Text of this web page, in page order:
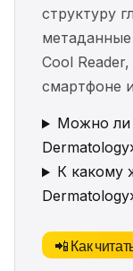
структуру
Cool
смартфоне
Можно ли
К какому
📲 Как